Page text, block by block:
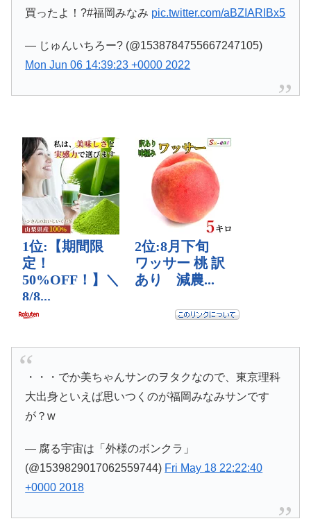
買ったよ！?#福岡みなみ pic.twitter.com/aBZIARIBx5
— じゅんいちろー? (@1538784755667247105)
Mon Jun 06 14:39:23 +0000 2022
・・・でか美ちゃんサンのヲタクなので、東京理科
大出身といえば思いつくのが福岡みなみサンです
が？w
— 腐る宇宙は「外様のボンクラ」
(@1539829017062559744) Fri May 18 22:22:40
+0000 2018